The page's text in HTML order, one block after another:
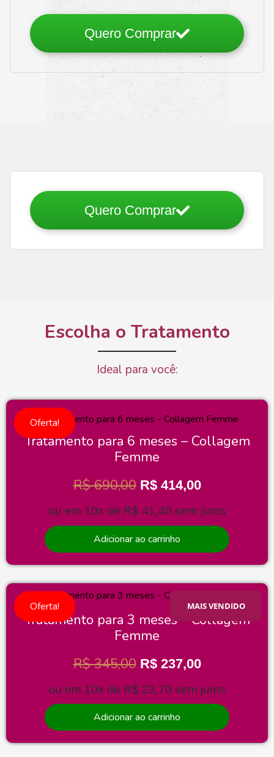
Quero Comprar
Quero Comprar
Escolha o Tratamento
Ideal para você:
Oferta!
Tratamento para 6 meses – Collagem
Femme
R$690,00 R$414,00
ou em 10x de R$41,40 sem juros
Adicionar ao carrinho
Oferta! MAIS VENDIDO
Tratamento para 3 meses – Collagem
Femme
R$345,00 R$237,00
ou em 10x de R$23,70 sem juros
Adicionar ao carrinho